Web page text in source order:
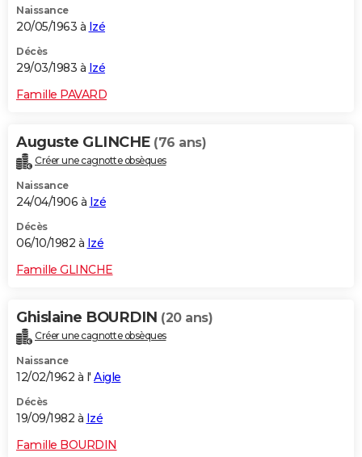
Naissance
20/05/1963 à Izé
Décès
29/03/1983 à Izé
Famille PAVARD
Auguste GLINCHE (76 ans)
Créer une cagnotte obsèques
Naissance
24/04/1906 à Izé
Décès
06/10/1982 à Izé
Famille GLINCHE
Ghislaine BOURDIN (20 ans)
Créer une cagnotte obsèques
Naissance
12/02/1962 à l' Aigle
Décès
19/09/1982 à Izé
Famille BOURDIN